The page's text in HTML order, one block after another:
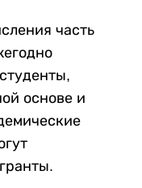
часть
основе и